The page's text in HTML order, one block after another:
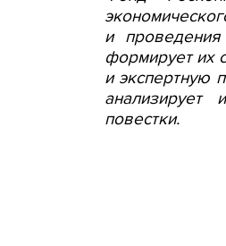
и
формирует их
и экспертную
анализирует
повестки.